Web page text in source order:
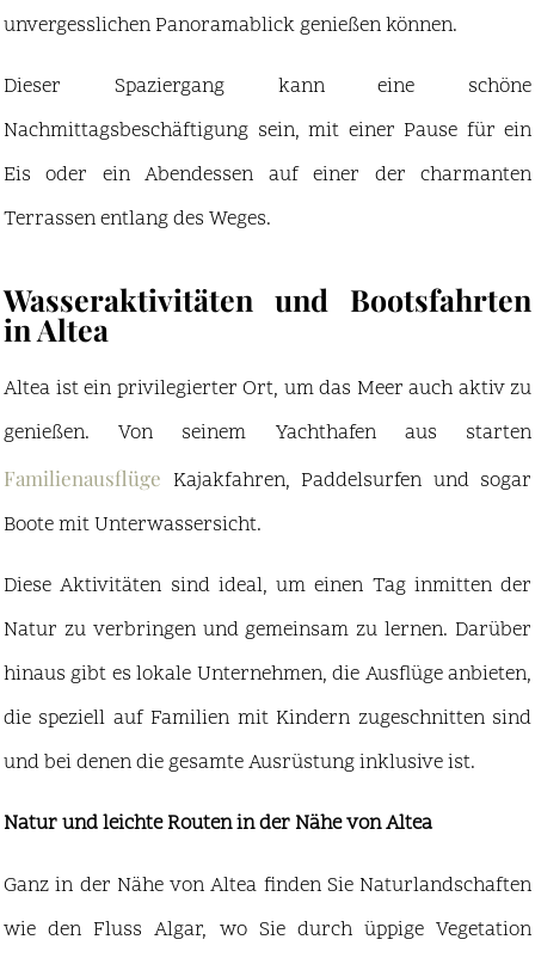
unvergesslichen Panoramablick genießen können.
Dieser Spaziergang kann eine schöne
Nachmittagsbeschäftigung sein, mit einer Pause für ein
Eis oder ein Abendessen auf einer der charmanten
Terrassen entlang des Weges.
Wasseraktivitäten und Bootsfahrten
in Altea
Altea ist ein privilegierter Ort, um das Meer auch aktiv zu
genießen. Von seinem Yachthafen aus starten
Familienausflüge Kajakfahren, Paddelsurfen und sogar
Boote mit Unterwassersicht.
Diese Aktivitäten sind ideal, um einen Tag inmitten der
Natur zu verbringen und gemeinsam zu lernen. Darüber
hinaus gibt es lokale Unternehmen, die Ausflüge anbieten,
die speziell auf Familien mit Kindern zugeschnitten sind
und bei denen die gesamte Ausrüstung inklusive ist.
Natur und leichte Routen in der Nähe von Altea
Ganz in der Nähe von Altea finden Sie Naturlandschaften
wie den Fluss Algar, wo Sie durch üppige Vegetation